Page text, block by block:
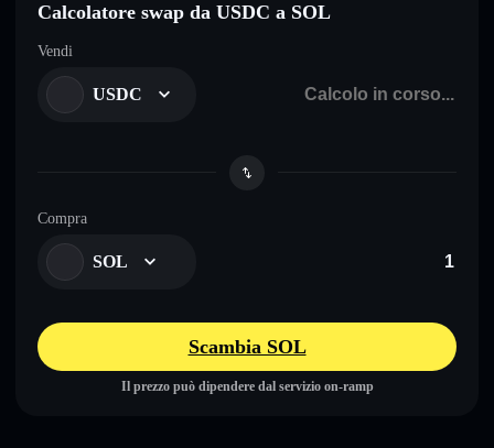
Calcolatore swap da USDC a SOL
Vendi
USDC
Compra
SOL
Scambia SOL
Il prezzo può dipendere dal servizio on-ramp